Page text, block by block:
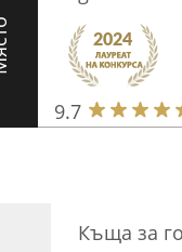
9.7
Къща за